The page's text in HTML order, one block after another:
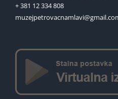
+ 381 12 334 808